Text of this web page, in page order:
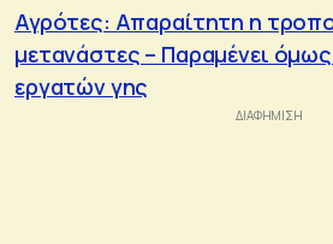
Αγρότες: Απαραίτητη η
μετανάστες – Παραμένει όμως
εργατών γης